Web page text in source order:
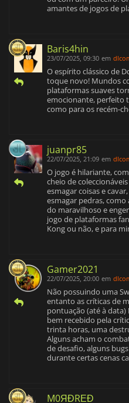
amantes de jogos de
Baris4hin
23/07/2025, 09:30 em
O espírito clássico de
toque novo! Mundos
plataformas suaves
emocionante, perfeito
como para os recém-
juanpr85
22/07/2025, 21:09 em
O jogo é hilariante,
cheio de
esmagar coisas e
esmagar pedras, como
do maravilhoso e
jogo de plataformas
Kong ou não, e para
Gamer2021
22/07/2025, 20:00 em
Não possuindo uma
entanto as críticas de
pontuação (até à
bem recebido pela
trinta horas, uma
Alguns acham o
de desafio, alguns
durante certas cenas
M0ЯĐRΕĐ